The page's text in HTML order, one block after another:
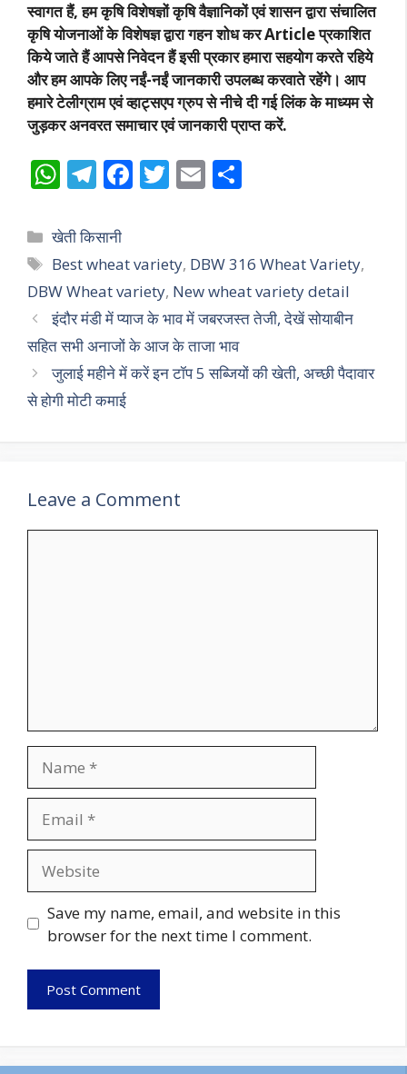
स्वागत हैं, हम कृषि विशेषज्ञों कृषि वैज्ञानिकों एवं शासन द्वारा संचालित
कृषि योजनाओं के विशेषज्ञ द्वारा गहन शोध कर Article प्रकाशित
किये जाते हैं आपसे निवेदन हैं इसी प्रकार हमारा सहयोग करते रहिये
और हम आपके लिए नईं-नईं जानकारी उपलब्ध करवाते रहेंगे। आप
हमारे टेलीग्राम एवं व्हाट्सएप ग्रुप से नीचे दी गई लिंक के माध्यम से
जुड़कर अनवरत समाचार एवं जानकारी प्राप्त करें.
W
h
at
s
A
p
p
T
el
e
gr
a
m
F
ac
b
o
o
k
T
w
er
E
m
l e
Categories
खेती किसानी
Tags
Best wheat variety, DBW 316 Wheat Variety,
DBW Wheat variety, New wheat variety detail
इंदौर मंडी में प्याज के भाव में जबरजस्त तेजी, देखें सोयाबीन
सहित सभी अनाजों के आज के ताजा भाव
जुलाई महीने में करें इन टॉप 5 सब्जियों की खेती, अच्छी पैदावार
से होगी मोटी कमाई
Leave a Comment
Save my name, email, and website in this
browser for the next time I comment.